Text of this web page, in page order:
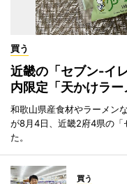
買う
近畿の「セブン-イ
内限定「天かけラー
和歌山県産食材やラーメン
が8月4日、近畿2府4県の
た。
買う